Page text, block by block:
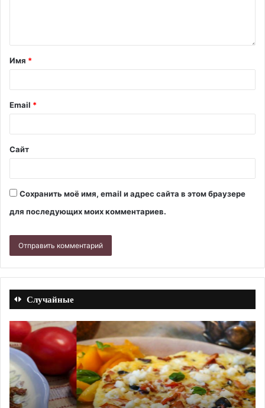
Имя *
Email *
Сайт
Сохранить моё имя, email и адрес сайта в этом браузере
для последующих моих комментариев.
Случайные
Греческий
омлет
с
помидорами,
маслинами
и
брынзой.
с